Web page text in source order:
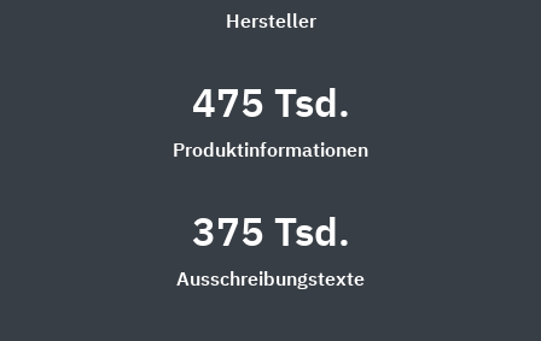
Hersteller
475 Tsd.
Produktinformationen
375 Tsd.
Ausschreibungstexte